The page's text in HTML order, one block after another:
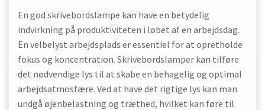
En god skrivebordslampe kan have en betydelig
indvirkning på produktiviteten i løbet af en arbejdsdag.
En velbelyst arbejdsplads er essentiel for at opretholde
fokus og koncentration. Skrivebordslamper kan tilføre
det nødvendige lys til at skabe en behagelig og optimal
arbejdsatmosfære. Ved at have det rigtige lys kan man
undgå øjenbelastning og træthed, hvilket kan føre til